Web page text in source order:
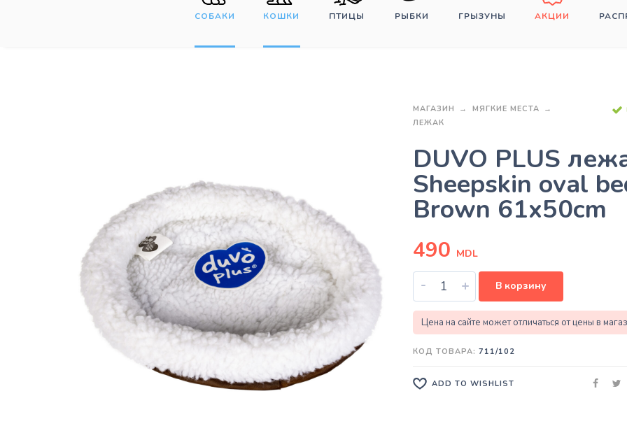
СОБАКИ КОШКИ ПТИЦЫ РЫБКИ ГРЫЗУНЫ АКЦИИ
МАГАЗИН
МЯГКИЕ МЕСТА
ЛЕЖАК
DUVO PLUS
Sheepskin oval
Brown 61x50cm
490 MDL
- + В корзину
Цена на сайте может отличаться от цены в
КОД ТОВАРА: 711/102
ADD TO WISHLIST